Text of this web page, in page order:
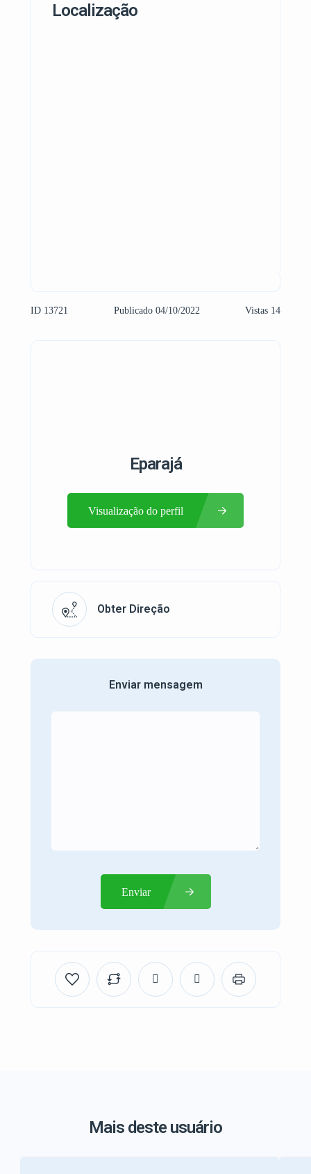
Localização
ID 13721 Publicado 04/10/2022 Vistas 14
Eparajá
Visualização do perfil
Obter Direção
Enviar mensagem
Enviar
Mais deste usuário